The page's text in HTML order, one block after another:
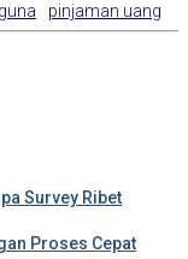
pinjaman uang
Survey Ribet
Proses Cepat